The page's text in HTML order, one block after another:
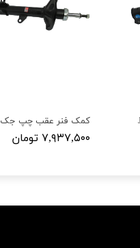
کمک فنر عقب چپ جک J5
۷,۹۳۷,۵۰۰ تومان